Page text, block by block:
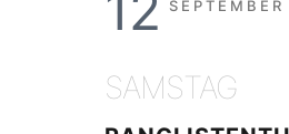
SEPTEMBER
SAMSTAG